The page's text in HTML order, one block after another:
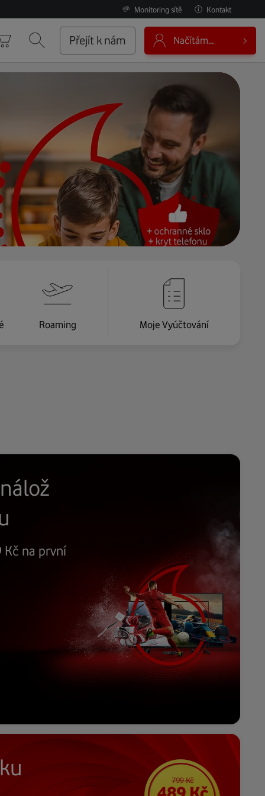
Kontakt
Monitoring sítě
Košík VyhledáváníPřejít k nám Načítám…
Roaming Moje Vyúčtování
Kč na první